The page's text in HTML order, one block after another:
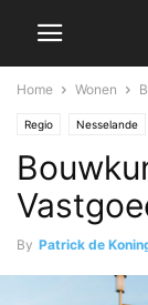
Home Wonen
Regio Nesselande
By Patrick de